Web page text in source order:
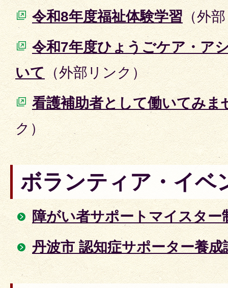
令和8年度福祉体験学習 （外
令和7年度ひょうごケア・ア
いて （外部リンク）
看護補助者として働いてみま
ク）
ボランティア・イベ
障がい者サポートマイスター
丹波市 認知症サポーター養成